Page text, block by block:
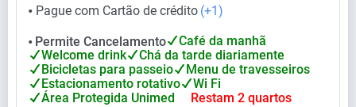
⬤ Pague com Cartão de crédito (+1)
⬤ Permite Cancelamento
Café da manhã
Welcome drink
Chá da tarde diariamente
Bicicletas para passeio
Menu de travesseiros
Estacionamento rotativo
Wi Fi
Área Protegida Unimed
Restam 2 quartos